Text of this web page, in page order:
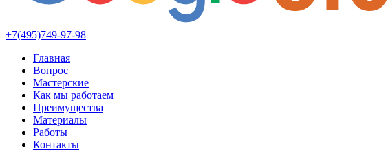
+7(495)749-97-98
Главная
Вопрос
Мастерские
Как мы работаем
Преимущества
Материалы
Работы
Контакты